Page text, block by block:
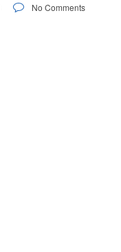
No Comments